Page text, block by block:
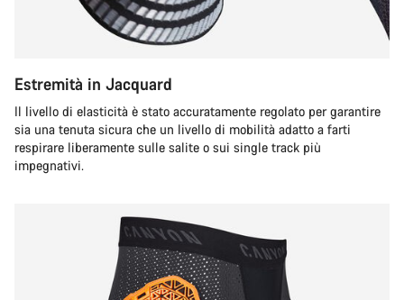
Estremità in Jacquard
Il livello di elasticità è stato accuratamente regolato per garantire
sia una tenuta sicura che un livello di mobilità adatto a farti
respirare liberamente sulle salite o sui single track più
impegnativi.